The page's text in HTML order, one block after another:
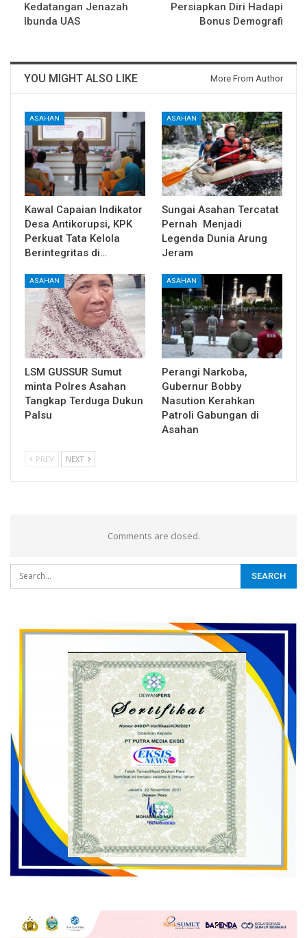
Kedatangan Jenazah
Ibunda UAS
Persiapkan Diri Hadapi
Bonus Demografi
YOU MIGHT ALSO LIKE More From Author
ASAHAN
Kawal Capaian Indikator
Desa Antikorupsi, KPK
Perkuat Tata Kelola
Berintegritas di…
ASAHAN
Sungai Asahan Tercatat
Pernah Menjadi
Legenda Dunia Arung
Jeram
ASAHAN
LSM GUSSUR Sumut
minta Polres Asahan
Tangkap Terduga Dukun
Palsu
ASAHAN
Perangi Narkoba,
Gubernur Bobby
Nasution Kerahkan
Patroli Gabungan di
Asahan
PREV NEXT
Comments are closed.